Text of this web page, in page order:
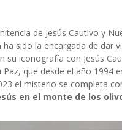
de Jesús Cautivo y
ha sido la encargada de dar
su iconografía con Jesús
que desde el año 1994
el misterio se completa
en el monte de los